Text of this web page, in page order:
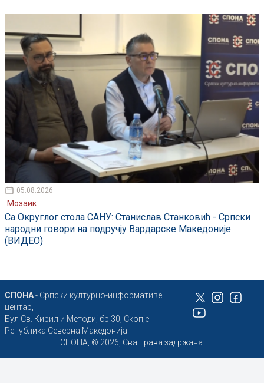
05.08.2026
Мозаик
Са Округлог стола САНУ: Станислав Станковић - Српски
народни говори на подручју Вардарске Македоније
(ВИДЕО)
СПОНА- Српски културно-информативен
центар,
Бул Св. Кирил и Методиј бр.30, Скопје
Република Северна Македонија
СПОНА, © 2026, Сва права задржана.